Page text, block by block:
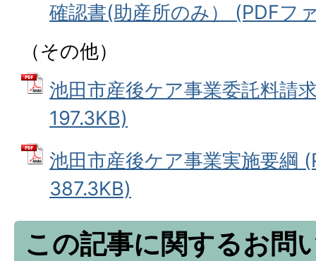
確認書(助産所のみ） (PDFフ
（その他）
池田市産後ケア事業委託料請
197.3KB)
池田市産後ケア事業実施要綱
387.3KB)
この記事に関するお問